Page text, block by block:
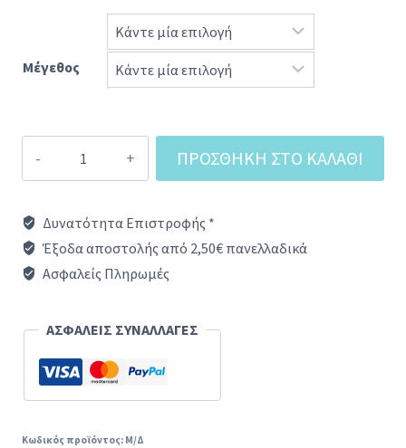
Μέγεθος
Montreux
saucepan
1.0
l
silver
ΠΡΟΣΘΉΚΗ ΣΤΟ ΚΑΛΆΘΙ
Δυνατότητα Επιστροφής *
Έξοδα αποστολής από 2,50€ πανελλαδικά
Ασφαλείς Πληρωμές
ΑΣΦΑΛΕΙΣ ΣΥΝΑΛΛΑΓΕΣ
Κωδικός προϊόντος: Μ/Δ